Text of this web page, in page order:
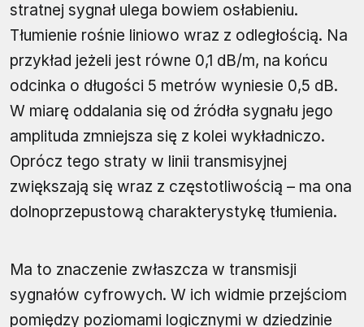
stratnej sygnał ulega bowiem osłabieniu.
Tłumienie rośnie liniowo wraz z odległością. Na
przykład jeżeli jest równe 0,1 dB/m, na końcu
odcinka o długości 5 metrów wyniesie 0,5 dB.
W miarę oddalania się od źródła sygnału jego
amplituda zmniejsza się z kolei wykładniczo.
Oprócz tego straty w linii transmisyjnej
zwiększają się wraz z częstotliwością – ma ona
dolnoprzepustową charakterystykę tłumienia.
Ma to znaczenie zwłaszcza w transmisji
sygnałów cyfrowych. W ich widmie przejściom
pomiędzy poziomami logicznymi w dziedzinie